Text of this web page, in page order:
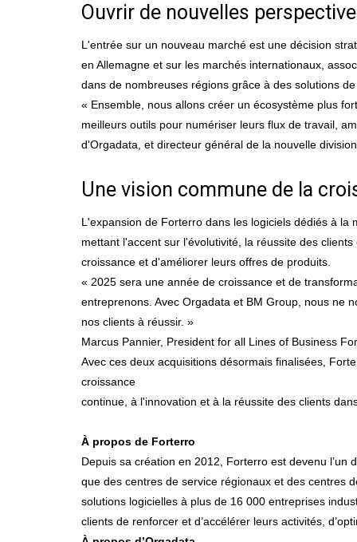
Ouvrir de nouvelles
L'entrée sur un nouveau marché est une décision
en Allemagne et sur les marchés internationaux,
dans de nombreuses régions grâce à des solutions
« Ensemble, nous allons créer un écosystème plus
meilleurs outils pour numériser leurs flux de travail,
d'Orgadata, et directeur général de la nouvelle
Une vision commune de la
L'expansion de Forterro dans les logiciels dédiés à la
mettant l'accent sur l'évolutivité, la réussite des
croissance et d'améliorer leurs offres de produits.
« 2025 sera une année de croissance et de
entreprenons. Avec Orgadata et BM Group, nous ne
nos clients à réussir. »
Marcus Pannier, President for all Lines of Business
Avec ces deux acquisitions désormais finalisées,
croissance
continue, à l'innovation et à la réussite des clients
À propos de Forterro
Depuis sa création en 2012, Forterro est devenu l’un
que des centres de service régionaux et des centres
solutions logicielles à plus de 16 000 entreprises
clients de renforcer et d’accélérer leurs activités,